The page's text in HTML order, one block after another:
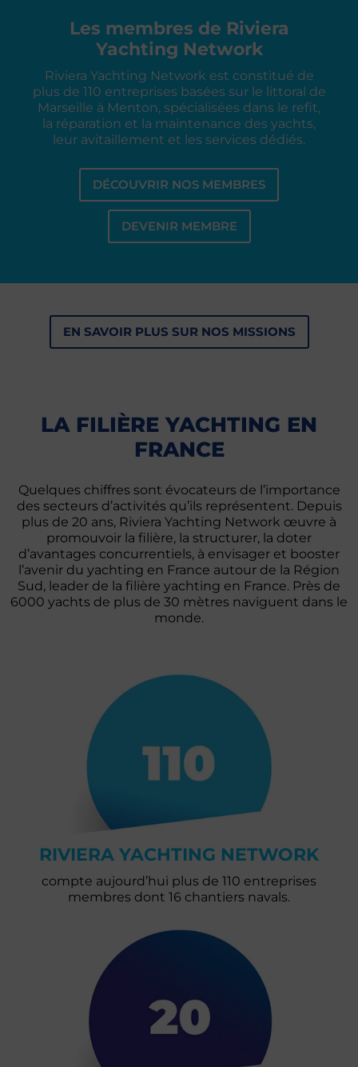
Les membres de Riviera
Yachting Network
Riviera Yachting Network est constitué de
plus de 110 entreprises basées sur le littoral de
Marseille à Menton, spécialisées dans le refit,
la réparation et la maintenance des yachts,
leur avitaillement et les services dédiés.
DÉCOUVRIR NOS MEMBRES
DEVENIR MEMBRE
EN SAVOIR PLUS SUR NOS MISSIONS
LA FILIÈRE YACHTING EN
FRANCE
Quelques chiffres sont évocateurs de l’importance
des secteurs d’activités qu’ils représentent. Depuis
plus de 20 ans, Riviera Yachting Network œuvre à
promouvoir la filière, la structurer, la doter
d’avantages concurrentiels, à envisager et booster
l’avenir du yachting en France autour de la Région
Sud, leader de la filière yachting en France. Près de
6000 yachts de plus de 30 mètres naviguent dans le
monde.
RIVIERA YACHTING NETWORK
compte aujourd’hui plus de 110 entreprises
membres dont 16 chantiers navals.